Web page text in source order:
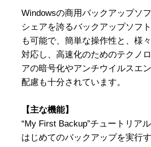
Windowsの商用バックアップソ
シェアを誇るバックアップソフ
も可能で、簡単な操作性と、様
対応し、高速化のためのテクノ
アの暗号化やアンチウイルスエ
配慮も十分されています。
【主な機能】
“My First Backup”チュートリアル
はじめてのバックアップを実行